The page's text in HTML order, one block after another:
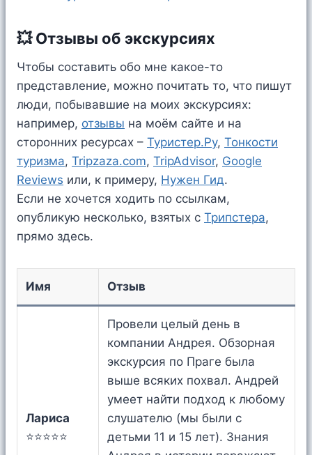
💥 Отзывы об экскурсиях
Чтобы составить обо мне какое-то
представление, можно почитать то, что пишут
люди, побывавшие на моих экскурсиях:
например, отзывы на моём сайте и на
сторонних ресурсах – Туристер.Ру, Тонкости
туризма, Tripzaza.com, TripAdvisor, Google
Reviews или, к примеру, Нужен Гид.
Если не хочется ходить по ссылкам,
опубликую несколько, взятых c Трипстера,
прямо здесь.
Имя Отзыв
Лариса
⭐⭐⭐⭐⭐
Провели целый день в
компании Андрея. Обзорная
экскурсия по Праге была
выше всяких похвал. Андрей
умеет найти подход к любому
слушателю (мы были с
детьми 11 и 15 лет). Знания